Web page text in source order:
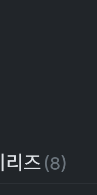
리즈 (8)